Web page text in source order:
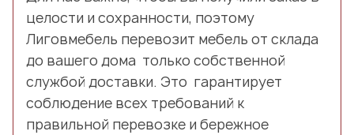
целости и сохранности, поэтому
Лиговмебель перевозит мебель от склада
до вашего дома только собственной
службой доставки. Это гарантирует
соблюдение всех требований к
правильной перевозке и бережное